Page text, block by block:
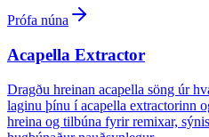
Prófa núna
Acapella Extractor
Dragðu hreinan acapella söng úr
laginu þínu í acapella extractorinn
hreina og tilbúna fyrir remixar,